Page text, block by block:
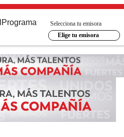
Programa
Selecciona tu emisora
Elige tu emisora